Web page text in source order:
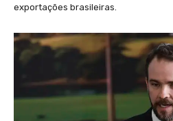
exportações brasileiras.